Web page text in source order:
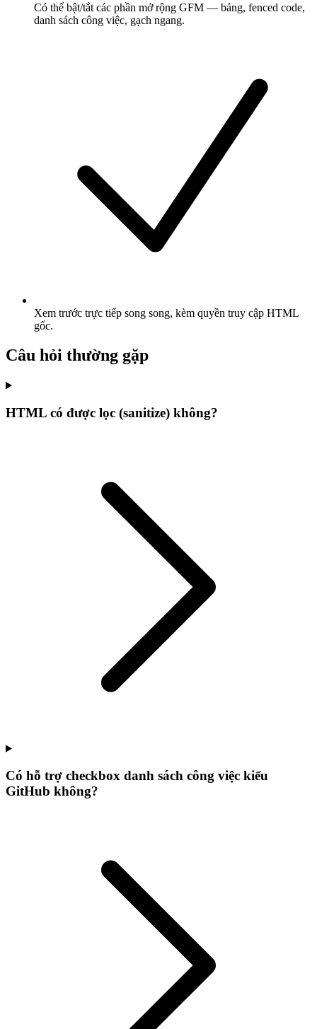
Có thể bật/tắt các phần mở rộng GFM — bảng, fenced code,
danh sách công việc, gạch ngang.
Xem trước trực tiếp song song, kèm quyền truy cập HTML
gốc.
Câu hỏi thường gặp
HTML có được lọc (sanitize) không?
Có hỗ trợ checkbox danh sách công việc kiểu
GitHub không?